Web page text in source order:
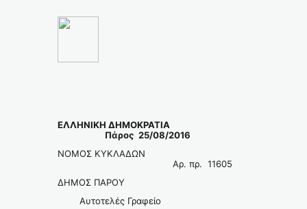
ΕΛΛΗΝΙΚΗ ΔΗΜΟΚΡΑΤΙΑ
Πάρος 25/08/2016
ΝΟΜΟΣ ΚΥΚΛΑΔΩΝ
Αρ. πρ. 11605
ΔΗΜΟΣ ΠΑΡΟΥ
Αυτοτελές Γραφείο